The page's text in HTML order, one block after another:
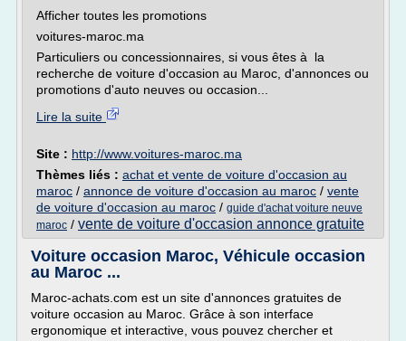
Afficher toutes les promotions
voitures-maroc.ma
Particuliers ou concessionnaires, si vous êtes à la
recherche de voiture d'occasion au Maroc, d'annonces ou
promotions d'auto neuves ou occasion...
Lire la suite
Site : http://www.voitures-maroc.ma
Thèmes liés : achat et vente de voiture d'occasion au
maroc / annonce de voiture d'occasion au maroc / vente
de voiture d'occasion au maroc / guide d'achat voiture neuve
maroc / vente de voiture d'occasion annonce gratuite
Voiture occasion Maroc, Véhicule occasion
au Maroc ...
Maroc-achats.com est un site d'annonces gratuites de
voiture occasion au Maroc. Grâce à son interface
ergonomique et interactive, vous pouvez chercher et